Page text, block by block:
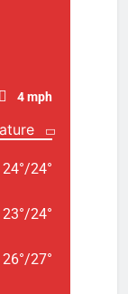
4 mph
24°/24°
23°/24°
26°/27°